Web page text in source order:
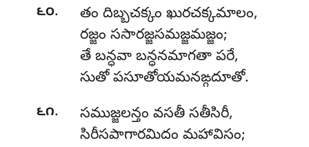
౬౦.
తం దిబ్బచక్కం ఖురచక్కమాలం,
రజ్జం ససారజ్జసమజ్జమజ్జం;
తే బన్ధవా బన్ధనమాగతా పరే,
సుతో పసూతోయమనఙ్గదూతో.
౬౧.
సముజ్జలన్తం వసతీ సతీసిరీ,
సిరీసపాగారమిదం మహావిసం;